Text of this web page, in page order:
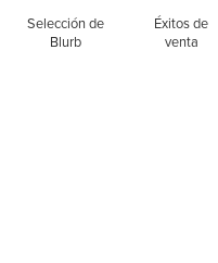
Selección de
Blurb
Éxitos de
venta